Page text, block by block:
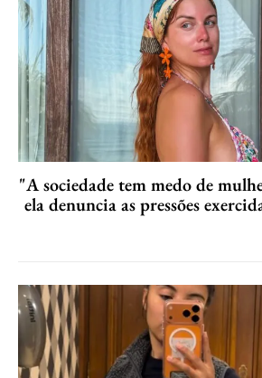
"A sociedade tem medo de
ela denuncia as pressões